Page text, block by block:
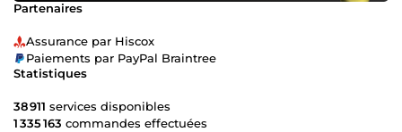
Partenaires
Assurance par Hiscox
Paiements par PayPal Braintree
Statistiques
38 911 services disponibles
1 335 163 commandes effectuées